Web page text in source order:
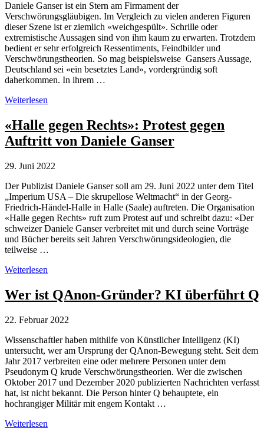
Daniele Ganser ist ein Stern am Firmament der
Verschwörungsgläubigen. Im Vergleich zu vielen anderen Figuren
dieser Szene ist er ziemlich «weichgespült». Schrille oder
extremistische Aussagen sind von ihm kaum zu erwarten. Trotzdem
bedient er sehr erfolgreich Ressentiments, Feindbilder und
Verschwörungstheorien. So mag beispielsweise Gansers Aussage,
Deutschland sei «ein besetztes Land», vordergründig soft
daherkommen. In ihrem …
Reichsbürger-
Daniele
Gansers
Behauptung,
sei
besetztes
Land
Weiterlesen
«Halle gegen Rechts»: Protest gegen
Auftritt von Daniele Ganser
29. Juni 2022
Der Publizist Daniele Ganser soll am 29. Juni 2022 unter dem Titel
„Imperium USA – Die skrupellose Weltmacht“ in der Georg-
Friedrich-Händel-Halle in Halle (Saale) auftreten. Die Organisation
«Halle gegen Rechts» ruft zum Protest auf und schreibt dazu: «Der
schweizer Daniele Ganser verbreitet mit und durch seine Vorträge
und Bücher bereits seit Jahren Verschwörungsideologien, die
teilweise …
«Halle
Rechts»:
Protest
Auftritt
Daniele
Ganser
Weiterlesen
Wer ist QAnon-Gründer? KI überführt Q
22. Februar 2022
Wissenschaftler haben mithilfe von Künstlicher Intelligenz (KI)
untersucht, wer am Ursprung der QAnon-Bewegung steht. Seit dem
Jahr 2017 verbreiten eine oder mehrere Personen unter dem
Pseudonym Q krude Verschwörungstheorien. Wer die zwischen
Oktober 2017 und Dezember 2020 publizierten Nachrichten verfasst
hat, ist nicht bekannt. Die Person hinter Q behauptete, ein
hochrangiger Militär mit engem Kontakt …
Wer
Weiterlesen